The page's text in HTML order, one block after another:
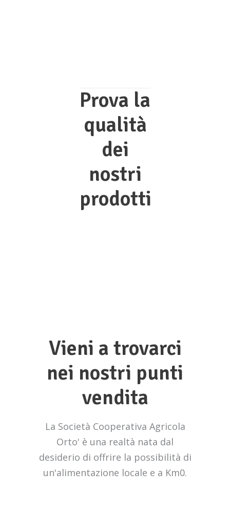
Prova la
qualità
dei
nostri
prodotti
Vieni a trovarci
nei nostri punti
vendita
La Società Cooperativa Agricola
Orto' è una realtà nata dal
desiderio di offrire la possibilità di
un'alimentazione locale e a Km0.